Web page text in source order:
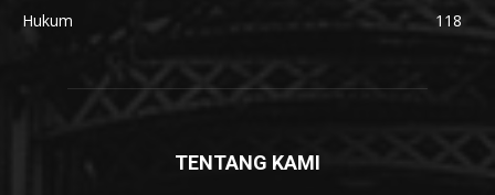
Hukum
118
TENTANG KAMI